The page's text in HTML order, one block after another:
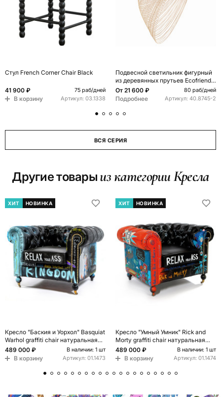
Стул French Corner Chair Black
41 900 ₽ 75 раб/дней
В корзину Артикул: 03.1338
Подвесной светильник фигурный
из деревянных прутьев Ecofriendly
Light Source
От 21 600 ₽ 80 раб/дней
Подробнее Артикул: 40.8745-2
ВСЯ СЕРИЯ
Другие товары из категории Кресла
ХИТ НОВИНКА
Кресло "Баския и Уорхол" Basquiat
Warhol graffiti chair натуральная
кожа
489 000 ₽ В наличии: 1 шт
В корзину Артикул: 01.1473
ХИТ НОВИНКА
Кресло "Умный Умник" Rick and
Morty graffiti chair натуральная
кожа
489 000 ₽ В наличии: 1 шт
В корзину Артикул: 01.1474